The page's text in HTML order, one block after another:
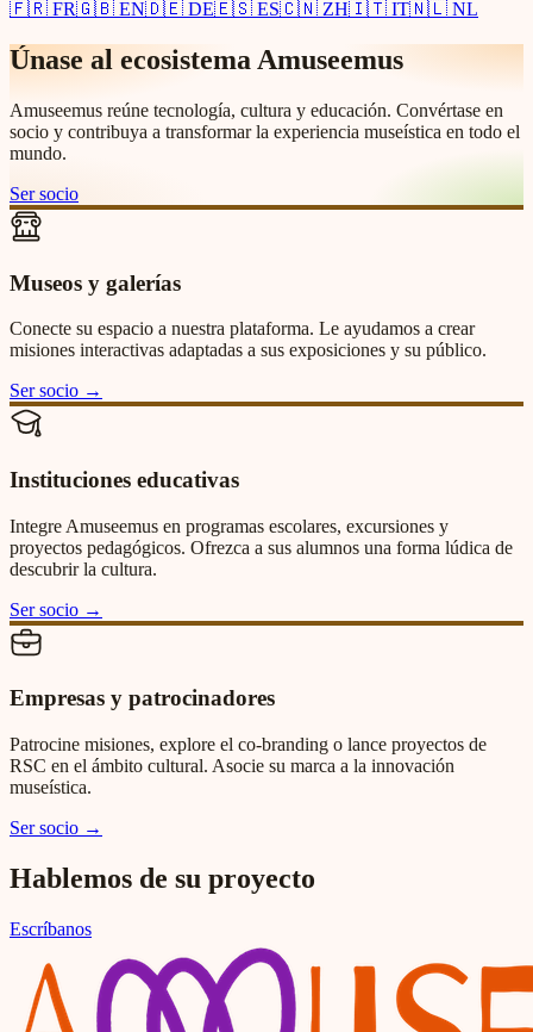
🇫🇷 FR🇬🇧 EN🇩🇪 DE🇪🇸 ES🇨🇳 ZH🇮🇹 IT🇳🇱 NL
Únase al ecosistema Amuseemus
Amuseemus reúne tecnología, cultura y educación. Convértase en
socio y contribuya a transformar la experiencia museística en todo el
mundo.
Ser socio
Museos y galerías
Conecte su espacio a nuestra plataforma. Le ayudamos a crear
misiones interactivas adaptadas a sus exposiciones y su público.
Ser socio →
Instituciones educativas
Integre Amuseemus en programas escolares, excursiones y
proyectos pedagógicos. Ofrezca a sus alumnos una forma lúdica de
descubrir la cultura.
Ser socio →
Empresas y patrocinadores
Patrocine misiones, explore el co-branding o lance proyectos de
RSC en el ámbito cultural. Asocie su marca a la innovación
museística.
Ser socio →
Hablemos de su proyecto
Escríbanos